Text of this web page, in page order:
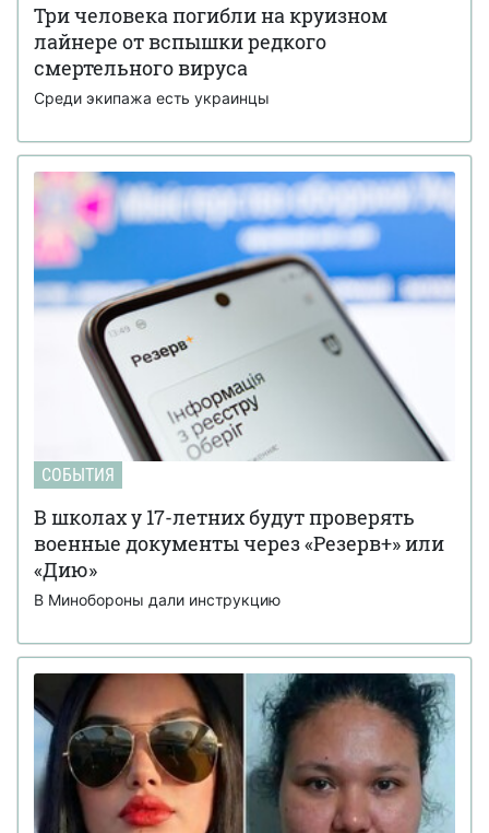
Три человека погибли на круизном
лайнере от вспышки редкого
смертельного вируса
Среди экипажа есть украинцы
СОБЫТИЯ
В школах у 17-летних будут проверять
военные документы через «Резерв+» или
«Дию»
В Минобороны дали инструкцию